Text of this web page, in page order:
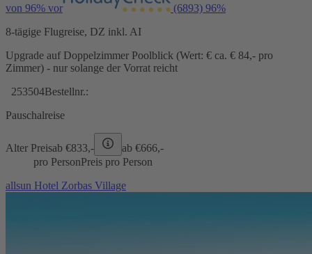
von 96% vor (6893) 96%
8-tägige Flugreise, DZ inkl. AI
Upgrade auf Doppelzimmer Poolblick (Wert: € ca. € 84,- pro
Zimmer) - nur solange der Vorrat reicht
253504Bestellnr.:
Pauschalreise
Alter Preisab €833,- ab €666,-
pro PersonPreis pro Person
allsun Hotel Zorbas Village